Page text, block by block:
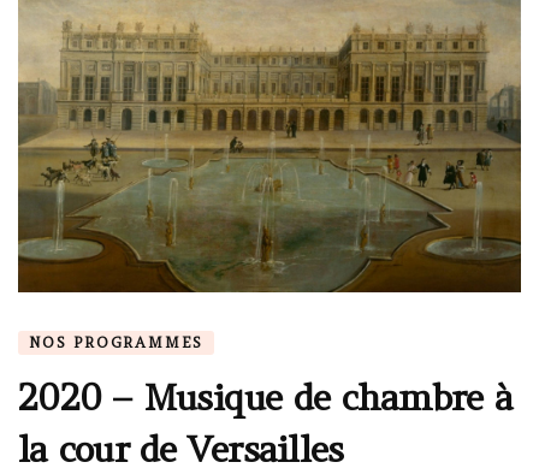
NOS PROGRAMMES
2020 – Musique de chambre à
la cour de Versailles